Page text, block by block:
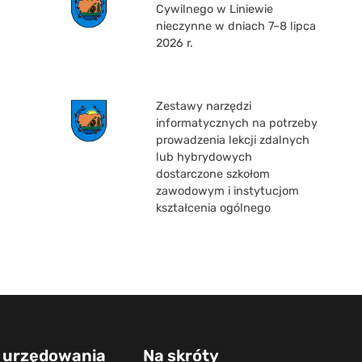
Cywilnego w Liniewie
nieczynne w dniach 7–8 lipca
2026 r.
Zestawy narzędzi
informatycznych na potrzeby
prowadzenia lekcji zdalnych
lub hybrydowych
dostarczone szkołom
zawodowym i instytucjom
kształcenia ogólnego
urzędowania Na skróty